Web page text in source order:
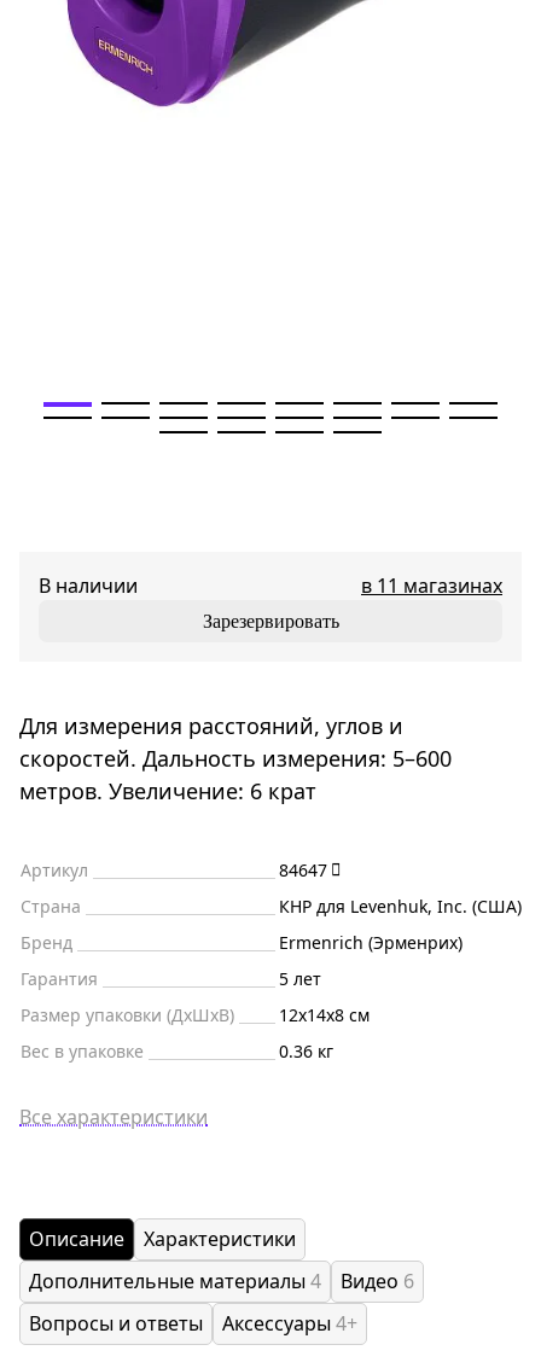
Для измерения расстояний, углов и
скоростей. Дальность измерения: 5–600
метров. Увеличение: 6 крат
В наличии в 11 магазинах
Зарезервировать
Артикул
84647
Страна
КНР для Levenhuk, Inc. (США)
Бренд
Ermenrich (Эрменрих)
Гарантия
5 лет
Размер упаковки (ДxШxВ)
12x14x8 см
Вес в упаковке
0.36 кг
Все характеристики
Описание
Характеристики
Дополнительные материалы4 Видео 6
Вопросы и ответы
Аксессуары4+